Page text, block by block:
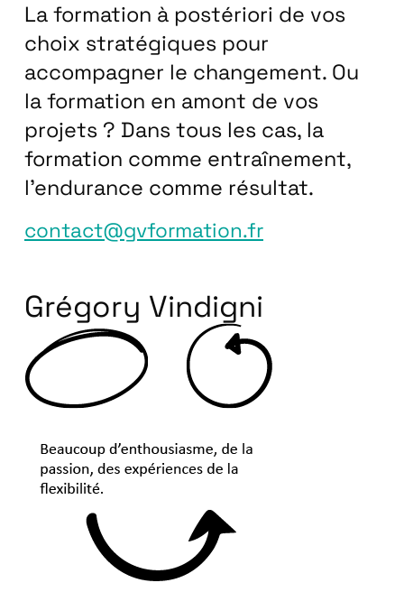
La formation à postériori de vos
choix stratégiques pour
accompagner le changement. Ou
la formation en amont de vos
projets ? Dans tous les cas, la
formation comme entraînement,
l’endurance comme résultat.
contact@gvformation.fr
Grégory Vindigni